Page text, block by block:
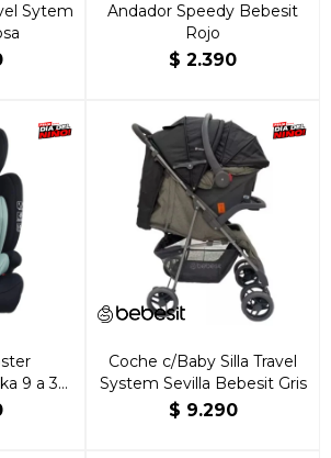
Sytem
Andador Speedy Bebesit
Rojo
$ 2.390
9 a 36
Coche c/Baby Silla Travel
System Sevilla Bebesit Gris
$ 9.290